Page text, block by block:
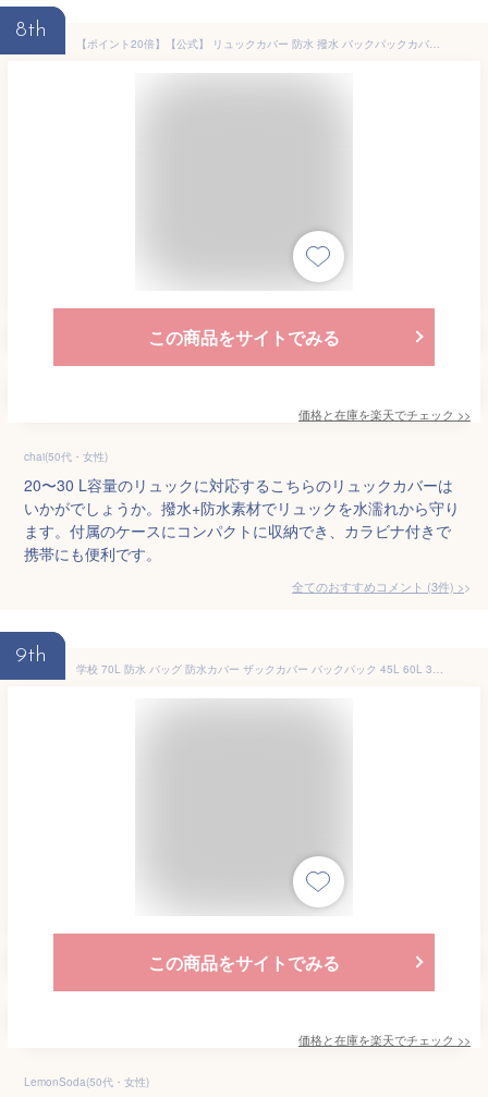
8th
【ポイント20倍】【公式】 リュックカバー 防水 撥水 バックパックカバー レインカバー レディース ユニセックス 自転車カゴカバー 30L かわいい 完全防水 折りたたみ 雨の日用 通勤 通学 レイングッツ niftycolors ニフティカラーズ
この商品をサイトでみる
価格と在庫を楽天でチェック >>
chai(50代・女性)
20〜30 L容量のリュックに対応するこちらのリュックカバーは
いかがでしょうか。撥水+防水素材でリュックを水濡れから守り
ます。付属のケースにコンパクトに収納でき、カラビナ付きで
携帯にも便利です。
全てのおすすめコメント (3件) >
9th
学校 70L 防水 バッグ 防水カバー ザックカバー バックパック 45L 60L 35L ビジネスバッグ リュック 自転車 撥水 軽量 20L ザック リュックサック 雨 レインカバー カバー 完全防水 アウトドア 登山 通学 80L 雨用 カバー 防水カバー 反射 リュックカバー
この商品をサイトでみる
価格と在庫を楽天でチェック >>
LemonSoda(50代・女性)